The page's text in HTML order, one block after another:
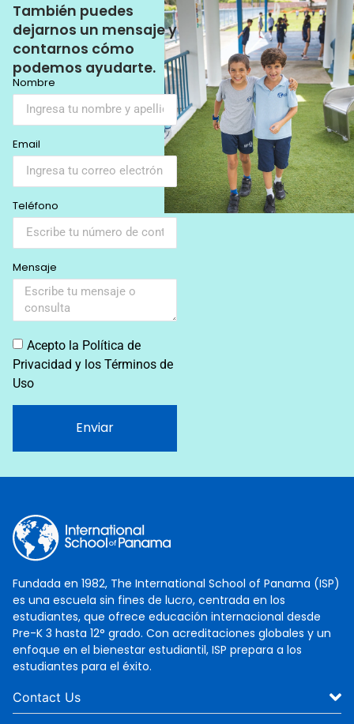
También puedes
dejarnos un mensaje y
contarnos cómo
podemos ayudarte.
Nombre
Email
Teléfono
Mensaje
Acepto la Política de
Privacidad y los Términos de
Uso
Enviar
Fundada en 1982, The International School of Panama (ISP)
es una escuela sin fines de lucro, centrada en los
estudiantes, que ofrece educación internacional desde
Pre-K 3 hasta 12° grado. Con acreditaciones globales y un
enfoque en el bienestar estudiantil, ISP prepara a los
estudiantes para el éxito.
Contact Us